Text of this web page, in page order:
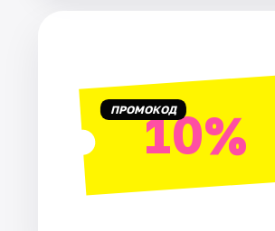
ПРОМОКОД10%